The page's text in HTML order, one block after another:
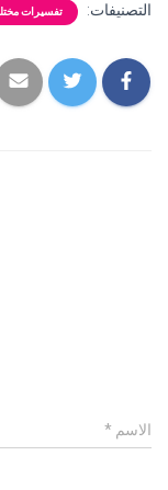
التصنيفات: تفسيرات
الاسم *